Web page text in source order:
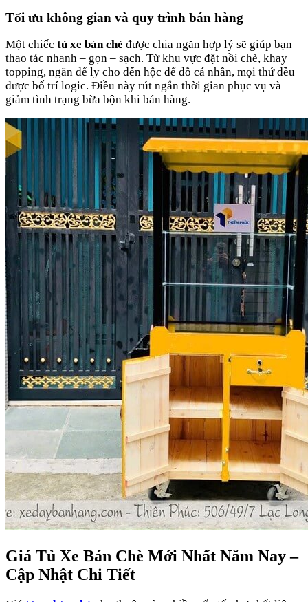
Tối ưu không gian và quy trình bán hàng
Một chiếc tủ xe bán chè được chia ngăn hợp lý sẽ giúp bạn
thao tác nhanh – gọn – sạch. Từ khu vực đặt nồi chè, khay
topping, ngăn để ly cho đến hộc để đồ cá nhân, mọi thứ đều
được bố trí logic. Điều này rút ngắn thời gian phục vụ và
giảm tình trạng bừa bộn khi bán hàng.
Giá Tủ Xe Bán Chè Mới Nhất Năm Nay –
Cập Nhật Chi Tiết